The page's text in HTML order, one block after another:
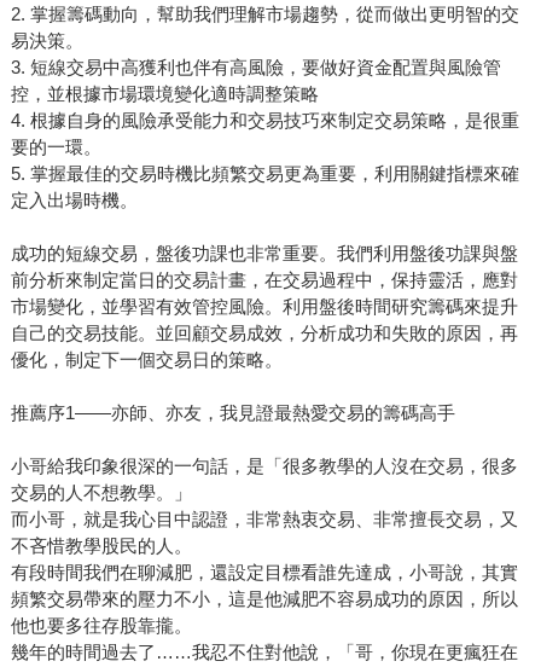
2. 掌握籌碼動向，幫助我們理解市場趨勢，從而做出更明智的交
易決策。
3. 短線交易中高獲利也伴有高風險，要做好資金配置與風險管
控，並根據市場環境變化適時調整策略
4. 根據自身的風險承受能力和交易技巧來制定交易策略，是很重
要的一環。
5. 掌握最佳的交易時機比頻繁交易更為重要，利用關鍵指標來確
定入出場時機。
成功的短線交易，盤後功課也非常重要。我們利用盤後功課與盤
前分析來制定當日的交易計畫，在交易過程中，保持靈活，應對
市場變化，並學習有效管控風險。利用盤後時間研究籌碼來提升
自己的交易技能。並回顧交易成效，分析成功和失敗的原因，再
優化，制定下一個交易日的策略。
推薦序1——亦師、亦友，我見證最熱愛交易的籌碼高手
小哥給我印象很深的一句話，是「很多教學的人沒在交易，很多
交易的人不想教學。」
而小哥，就是我心目中認證，非常熱衷交易、非常擅長交易，又
不吝惜教學股民的人。
有段時間我們在聊減肥，還設定目標看誰先達成，小哥說，其實
頻繁交易帶來的壓力不小，這是他減肥不容易成功的原因，所以
他也要多往存股靠攏。
幾年的時間過去了……我忍不住對他說，「哥，你現在更瘋狂在